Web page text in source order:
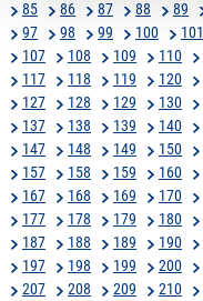
85
86 87 88 89
97
98 99 100 101
107
108 109 110
117
118 119 120
127
128 129 130
137
138 139 140
147
148 149 150
157
158 159 160
167
168 169 170
177
178 179 180
187
188 189 190
197
198 199 200
207
208 209 210